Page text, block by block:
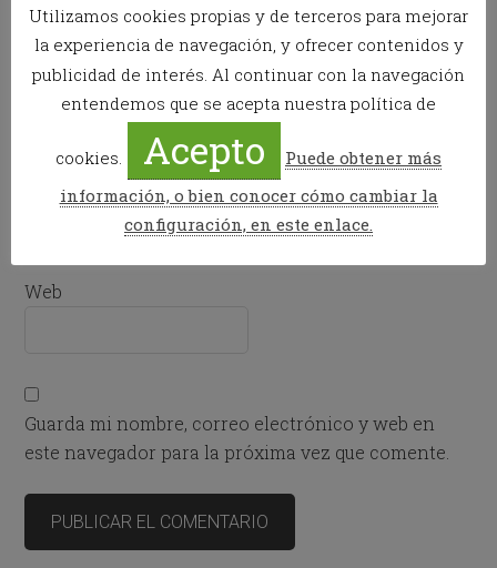
Nombre*
Correo electrónico*
Web
Guarda mi nombre, correo electrónico y web en
este navegador para la próxima vez que comente.
Utilizamos cookies propias y de terceros para mejorar
la experiencia de navegación, y ofrecer contenidos y
publicidad de interés. Al continuar con la navegación
entendemos que se acepta nuestra política de
cookies. Acepto
Puede obtener más
información, o bien conocer cómo cambiar la
configuración, en este enlace.